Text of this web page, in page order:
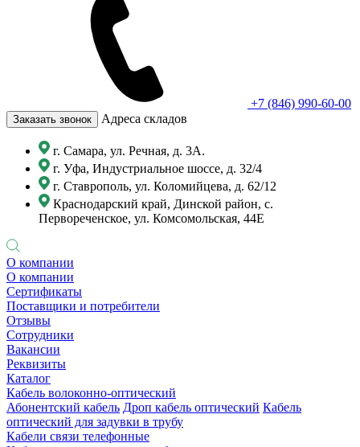
+7 (846) 990-60-00
Заказать звонок Адреса складов
г. Самара, ул. Речная, д. 3А.
г. Уфа, Индустриальное шоссе, д. 32/4
г. Ставрополь, ул. Коломийцева, д. 62/12
Краснодарский край, Динской район, с.
Первореченское, ул. Комсомольская, 44Е
О компании
О компании
Сертификаты
Поставщики и потребители
Отзывы
Сотрудники
Вакансии
Реквизиты
Каталог
Кабель волоконно-оптический
Абонентский кабель Дроп кабель оптический Кабель
оптический для задувки в трубу
Кабели связи телефонные